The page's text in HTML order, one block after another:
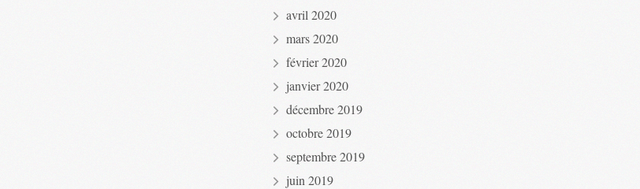
avril 2020
mars 2020
février 2020
janvier 2020
décembre 2019
octobre 2019
septembre 2019
juin 2019